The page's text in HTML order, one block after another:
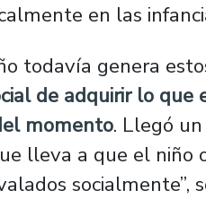
en las
todavía genera
de adquirir lo que
momento. Llegó
lleva a que el niño
socialmente”,